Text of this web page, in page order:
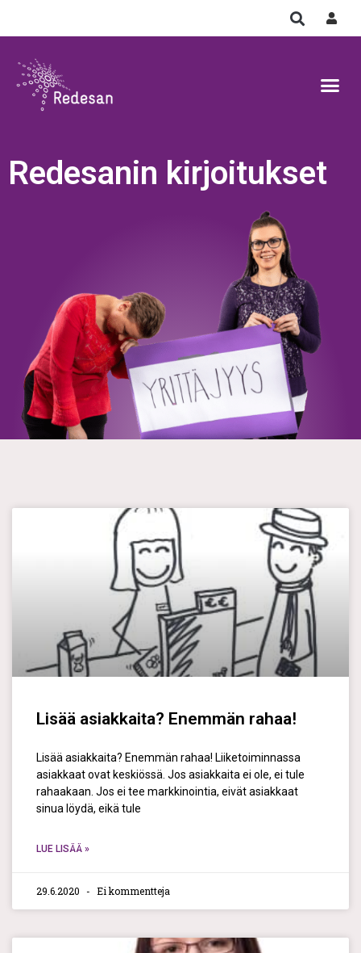
Redesanin kirjoitukset
Lisää asiakkaita? Enemmän rahaa!
Lisää asiakkaita? Enemmän rahaa! Liiketoiminnassa
asiakkaat ovat keskiössä. Jos asiakkaita ei ole, ei tule
rahaakaan. Jos ei tee markkinointia, eivät asiakkaat
sinua löydä, eikä tule
LUE LISÄÄ »
29.6.2020 Ei kommentteja